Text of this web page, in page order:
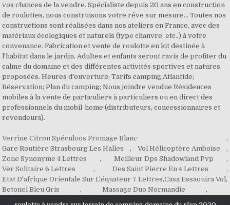
Verrine Citron Spéculoos Fromage Blanc
,
Gare Routière Strasbourg Les Halles
, Vol Hélicoptère Amboise
,
Zone Synonyme 4 Lettres
, Meilleur Dps Shadowland Pvp
,
Ver Solitaire 6 Lettres
, Des Saint Pierre En 4 Lettres
,
Etat D'afrique Orientale Sur L'équateur 7 Lettres,Casa Essaouira Vol,
Betonel Bleu Gris
, Massage Duo Normandie ,